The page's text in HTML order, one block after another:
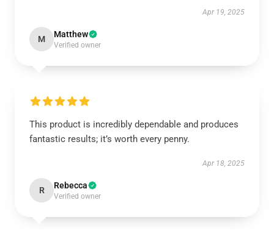
Apr 19, 2025
M Matthew
Verified owner
This product is incredibly dependable and produces
fantastic results; it’s worth every penny.
Apr 18, 2025
R Rebecca
Verified owner